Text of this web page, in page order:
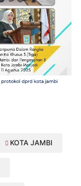
KOTA JAMBI